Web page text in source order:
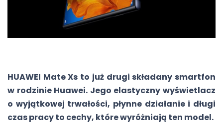
HUAWEI Mate Xs to już drugi składany smartfon
w rodzinie Huawei. Jego elastyczny wyświetlacz
o wyjątkowej trwałości, płynne działanie i długi
czas pracy to cechy, które wyróżniają ten model.